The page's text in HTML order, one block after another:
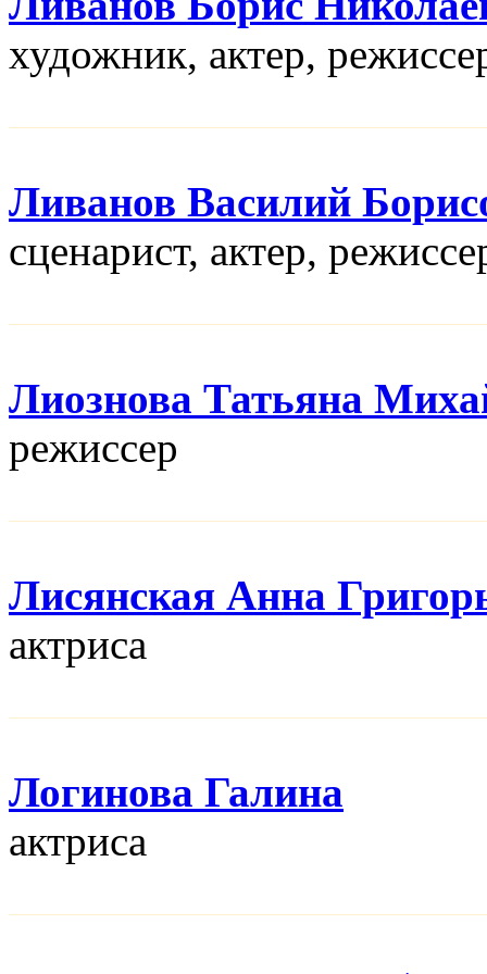
художник, актер,
Ливанов Василий
сценарист, актер,
Лиознова Татьяна
режисcер
Лисянская Анна
актриса
Логинова Галина
актриса